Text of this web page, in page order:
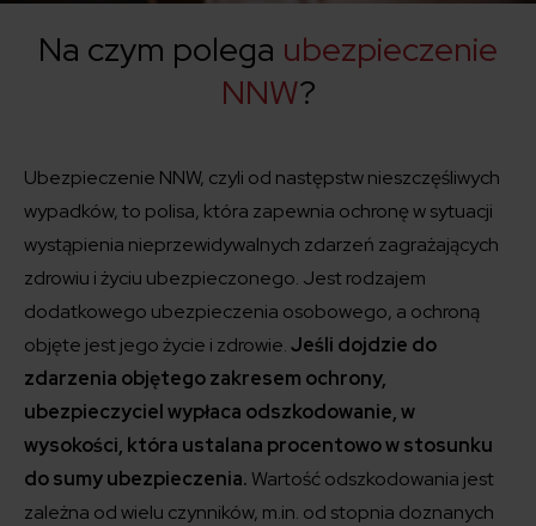
Na czym polega ubezpieczenie
NNW?
Ubezpieczenie NNW, czyli od następstw nieszczęśliwych
wypadków, to polisa, która zapewnia ochronę w sytuacji
wystąpienia nieprzewidywalnych zdarzeń zagrażających
zdrowiu i życiu ubezpieczonego. Jest rodzajem
dodatkowego ubezpieczenia osobowego, a ochroną
objęte jest jego życie i zdrowie.Jeśli dojdzie do
zdarzenia objętego zakresem ochrony,
ubezpieczyciel wypłaca odszkodowanie, w
wysokości, która ustalana procentowo w stosunku
do sumy ubezpieczenia. Wartość odszkodowania jest
zależna od wielu czynników, m.in. od stopnia doznanych